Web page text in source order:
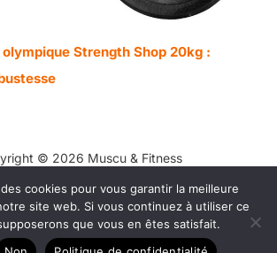
Strength Shop 20kg :
© 2026 Muscu & Fitness
Contact
Mentions légales
Politique de confidentialité
cookies pour vous garantir la meilleure
site web. Si vous continuez à utiliser ce
que vous en êtes satisfait.